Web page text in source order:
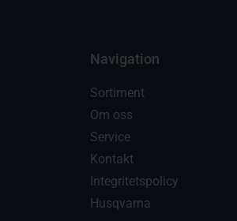
Navigation
Sortiment
Om oss
Service
Kontakt
Integritetspolicy
Husqvarna